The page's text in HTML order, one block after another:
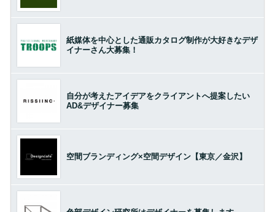
紙媒体を中心とした通販カタログ制作が大好きなデザ
イナーさん大募集！
自分が考えたアイデアをクライアントへ提案したい
AD&デザイナー募集
空間ブランディング×空間デザイン【東京／金沢】